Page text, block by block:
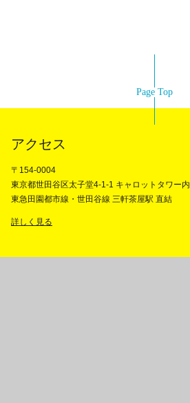
Page Top
アクセス
〒154-0004
東京都世田谷区太子堂4-1-1 キャロットタワー内
東急田園都市線・世田谷線 三軒茶屋駅 直結
詳しく見る